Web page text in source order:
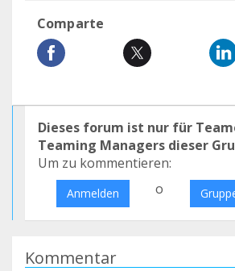
Comparte
Dieses forum ist nur für
Teaming Managers dieser
Um zu kommentieren:
Anmelden o
Kommentar